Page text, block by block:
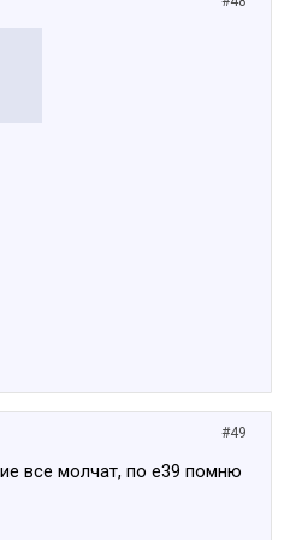
#49
все молчат, по е39 помню